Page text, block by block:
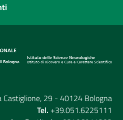
Castiglione, 29 - 40124 Bologna
Tel. +39.051.6225111